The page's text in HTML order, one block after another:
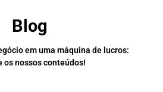
Blog
em uma máquina de lucros:
os nossos conteúdos!